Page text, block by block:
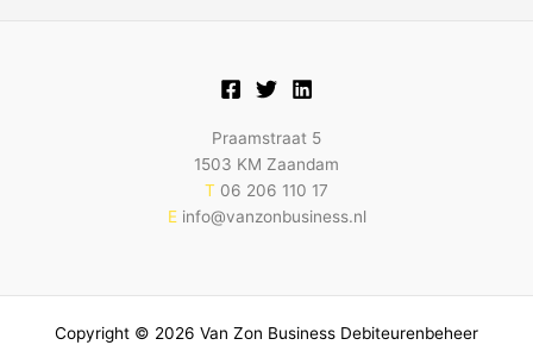
Praamstraat 5
1503 KM Zaandam
T 06 206 110 17
Einfo@vanzonbusiness.nl
Copyright © 2026 Van Zon Business Debiteurenbeheer